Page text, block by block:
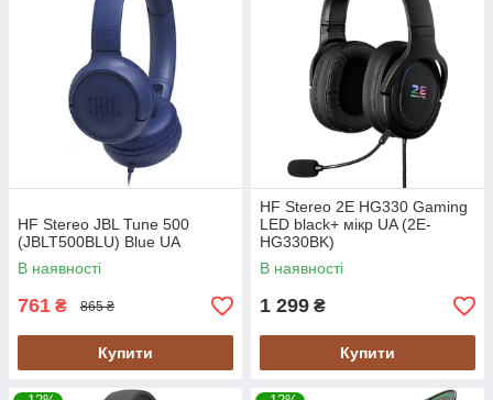
HF Stereo JBL Tune 500
(JBLT500BLU) Blue UA
В наявності
761 ₴ 865 ₴
Купити
HF Stereo 2E HG330 Gaming
LED black+ мікр UA (2E-
HG330BK)
В наявності
1 299 ₴
Купити